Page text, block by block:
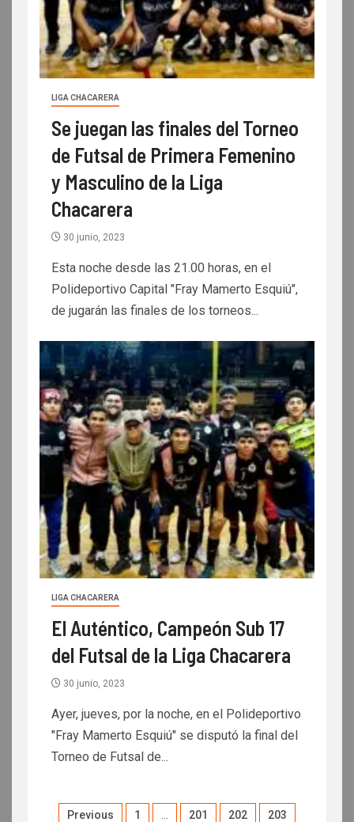
LIGA CHACARERA
Se juegan las finales del Torneo
de Futsal de Primera Femenino
y Masculino de la Liga
Chacarera
30 junio, 2023
Esta noche desde las 21.00 horas, en el
Polideportivo Capital "Fray Mamerto Esquiú",
de jugarán las finales de los torneos...
LIGA CHACARERA
El Auténtico, Campeón Sub 17
del Futsal de la Liga Chacarera
30 junio, 2023
Ayer, jueves, por la noche, en el Polideportivo
"Fray Mamerto Esquiú" se disputó la final del
Torneo de Futsal de...
Previous 1 201 202
203